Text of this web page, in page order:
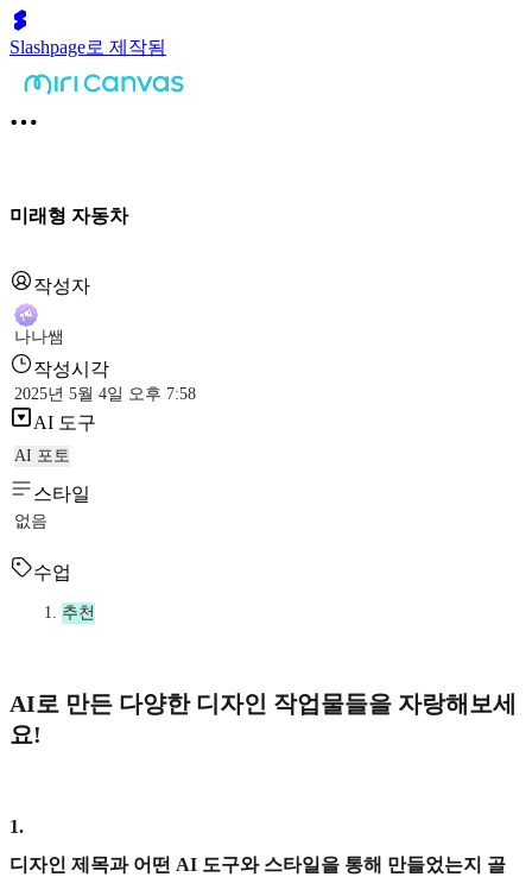
Slashpage로 제작됨
미래형 자동차
작성자
나나쌤
작성시각
2025년 5월 4일 오후 7:58
AI 도구
AI 포토
스타일
없음
수업
추천
AI로 만든 다양한 디자인 작업물들을 자랑해보세
요!
1.
디자인 제목과 어떤 AI 도구와 스타일을 통해 만들었는지 골